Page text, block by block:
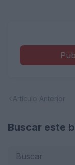
Artículo Anterior
Buscar este